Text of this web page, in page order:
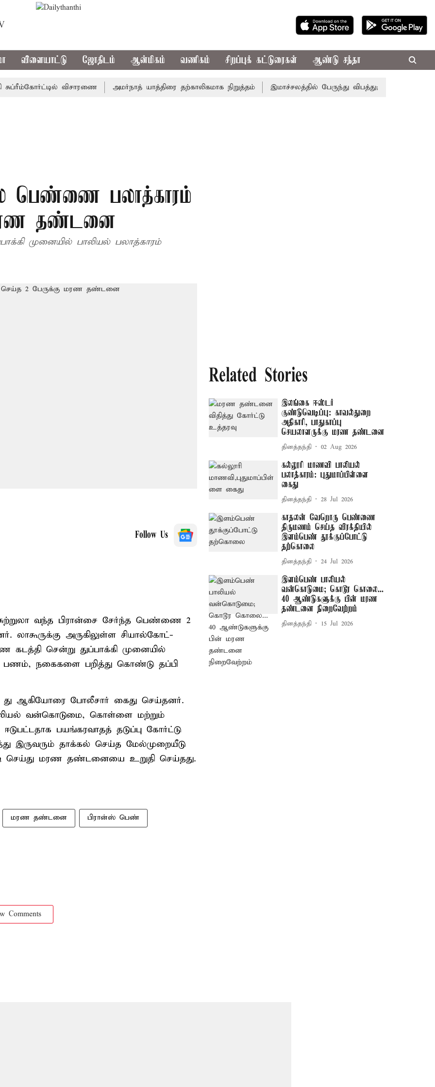
விளையாட்டு ஜோதிடம் ஆன்மிகம் வணிகம் சிறப்புக் கட்டுரைகள் ஆண்டு சந்தா
விசாரணை அமர்நாத் யாத்திரை தற்காலிகமாக நிறுத்தம் இமாச்சலத்தில் பேருந்து விபத்து; 7 பேர் பலி -
பெண்ணை பலாத்காரம்
தண்டனை
முனையில் பாலியல் பலாத்காரம்
Follow Us
வந்த பிரான்சை சேர்ந்த பெண்ணை 2
லாகூருக்கு அருகிலுள்ள சியால்கோட்-
சென்று துப்பாக்கி முனையில்
பணம், நகைகளை பறித்து கொண்டு தப்பி
து ஆகியோரை போலீசார் கைது செய்தனர்.
வன்கொடுமை, கொள்ளை மற்றும்
பயங்கரவாதத் தடுப்பு கோர்ட்டு
இருவரும் தாக்கல் செய்த மேல்முறையீடு
செய்து மரண தண்டனையை உறுதி செய்தது.
மரண தண்டனை பிரான்ஸ் பெண்
Comments
Related Stories
இலங்கை ஈஸ்டர்
குண்டுவெடிப்பு: காவல்துறை
அதிகாரி, பாதுகாப்பு
செயலாளருக்கு மரண தண்டனை
தினத்தந்தி 02 Aug 2026
கல்லூரி மாணவி பாலியல்
பலாத்காரம்: புதுமாப்பிள்ளை
கைது
தினத்தந்தி 28 Jul 2026
காதலன் வேறொரு பெண்ணை
திருமணம் செய்த விரக்தியில்
இளம்பெண் தூக்குப்போட்டு
தற்கொலை
தினத்தந்தி 24 Jul 2026
இளம்பெண் பாலியல்
வன்கொடுமை; கொடூர கொலை...
40 ஆண்டுகளுக்கு பின் மரண
தண்டனை நிறைவேற்றம்
தினத்தந்தி 15 Jul 2026